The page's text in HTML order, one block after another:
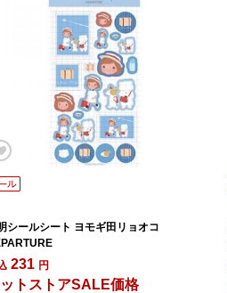
シールシート ヨモギ田リョオコ
231 円
トストアSALE価格